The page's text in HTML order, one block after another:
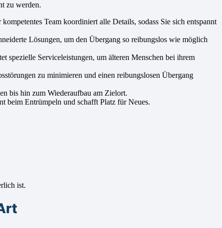
zu werden.
Team koordiniert alle Details, sodass Sie sich entspannt
Lösungen, um den Übergang so reibungslos wie möglich
spezielle Serviceleistungen, um älteren Menschen bei ihrem
zu minimieren und einen reibungslosen Übergang
bis hin zum Wiederaufbau am Zielort.
beim Entrümpeln und schafft Platz für Neues.
ist.